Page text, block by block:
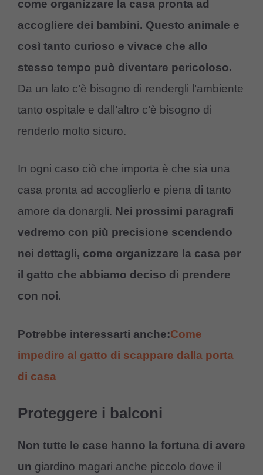
come organizzare la casa pronta ad
accogliere dei bambini. Questo animale e
così tanto curioso e vivace che allo
stesso tempo può diventare pericoloso.
Da un lato c’è bisogno di rendergli l’ambiente
tanto ospitale e dall’altro c’è bisogno di
renderlo molto sicuro.
In ogni caso ciò che importa è che sia una
casa pronta ad accoglierlo e piena di tanto
amore da donargli. Nei prossimi paragrafi
vedremo con più precisione scendendo
nei dettagli, come organizzare la casa per
il gatto che abbiamo deciso di prendere
con noi.
Potrebbe interessarti anche:Come
impedire al gatto di scappare dalla porta
di casa
Proteggere i balconi
Non tutte le case hanno la fortuna di avere
un giardino magari anche piccolo dove il